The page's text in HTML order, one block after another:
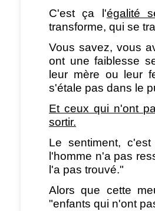
C'est ça l'égalité
transforme, qui se
Vous savez, vous
ont une faiblesse
leur mère ou leur
s'étale pas dans le
Et ceux qui n'ont
sortir.
Le sentiment,
l'homme n'a pas
l'a pas trouvé."
Alors que cette
"enfants qui n'ont